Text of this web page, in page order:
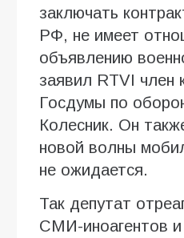
заключать
РФ, не имеет
объявлению
заявил RTVI член
Госдумы по
Колесник. Он
новой волны
не ожидается.
Так депутат
СМИ-иноагентов и